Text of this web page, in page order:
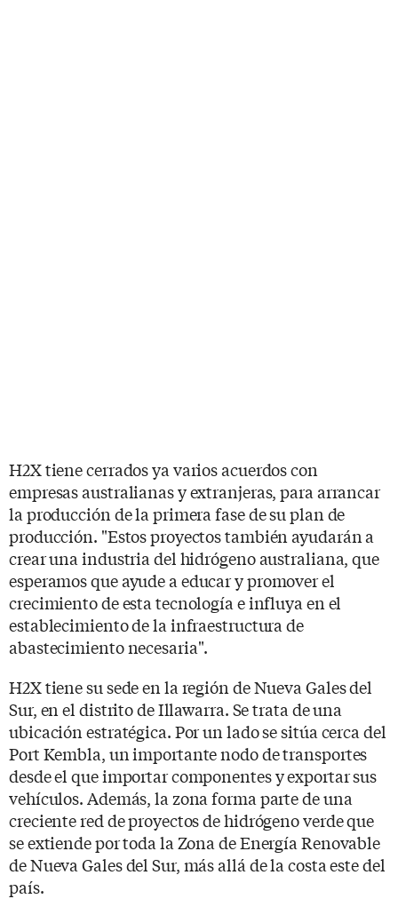
H2X tiene cerrados ya varios acuerdos con
empresas australianas y extranjeras, para arrancar
la producción de la primera fase de su plan de
producción. "Estos proyectos también ayudarán a
crear una industria del hidrógeno australiana, que
esperamos que ayude a educar y promover el
crecimiento de esta tecnología e influya en el
establecimiento de la infraestructura de
abastecimiento necesaria".
H2X tiene su sede en la región de Nueva Gales del
Sur, en el distrito de Illawarra. Se trata de una
ubicación estratégica. Por un lado se sitúa cerca del
Port Kembla, un importante nodo de transportes
desde el que importar componentes y exportar sus
vehículos. Además, la zona forma parte de una
creciente red de proyectos de hidrógeno verde que
se extiende por toda la Zona de Energía Renovable
de Nueva Gales del Sur, más allá de la costa este del
país.